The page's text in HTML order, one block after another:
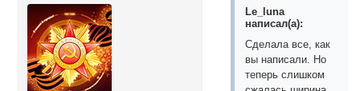
Le_luna
написал(а):
Сделала все, как
вы написали. Но
теперь слишком